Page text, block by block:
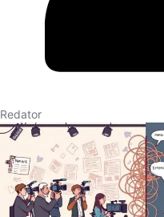
Redator